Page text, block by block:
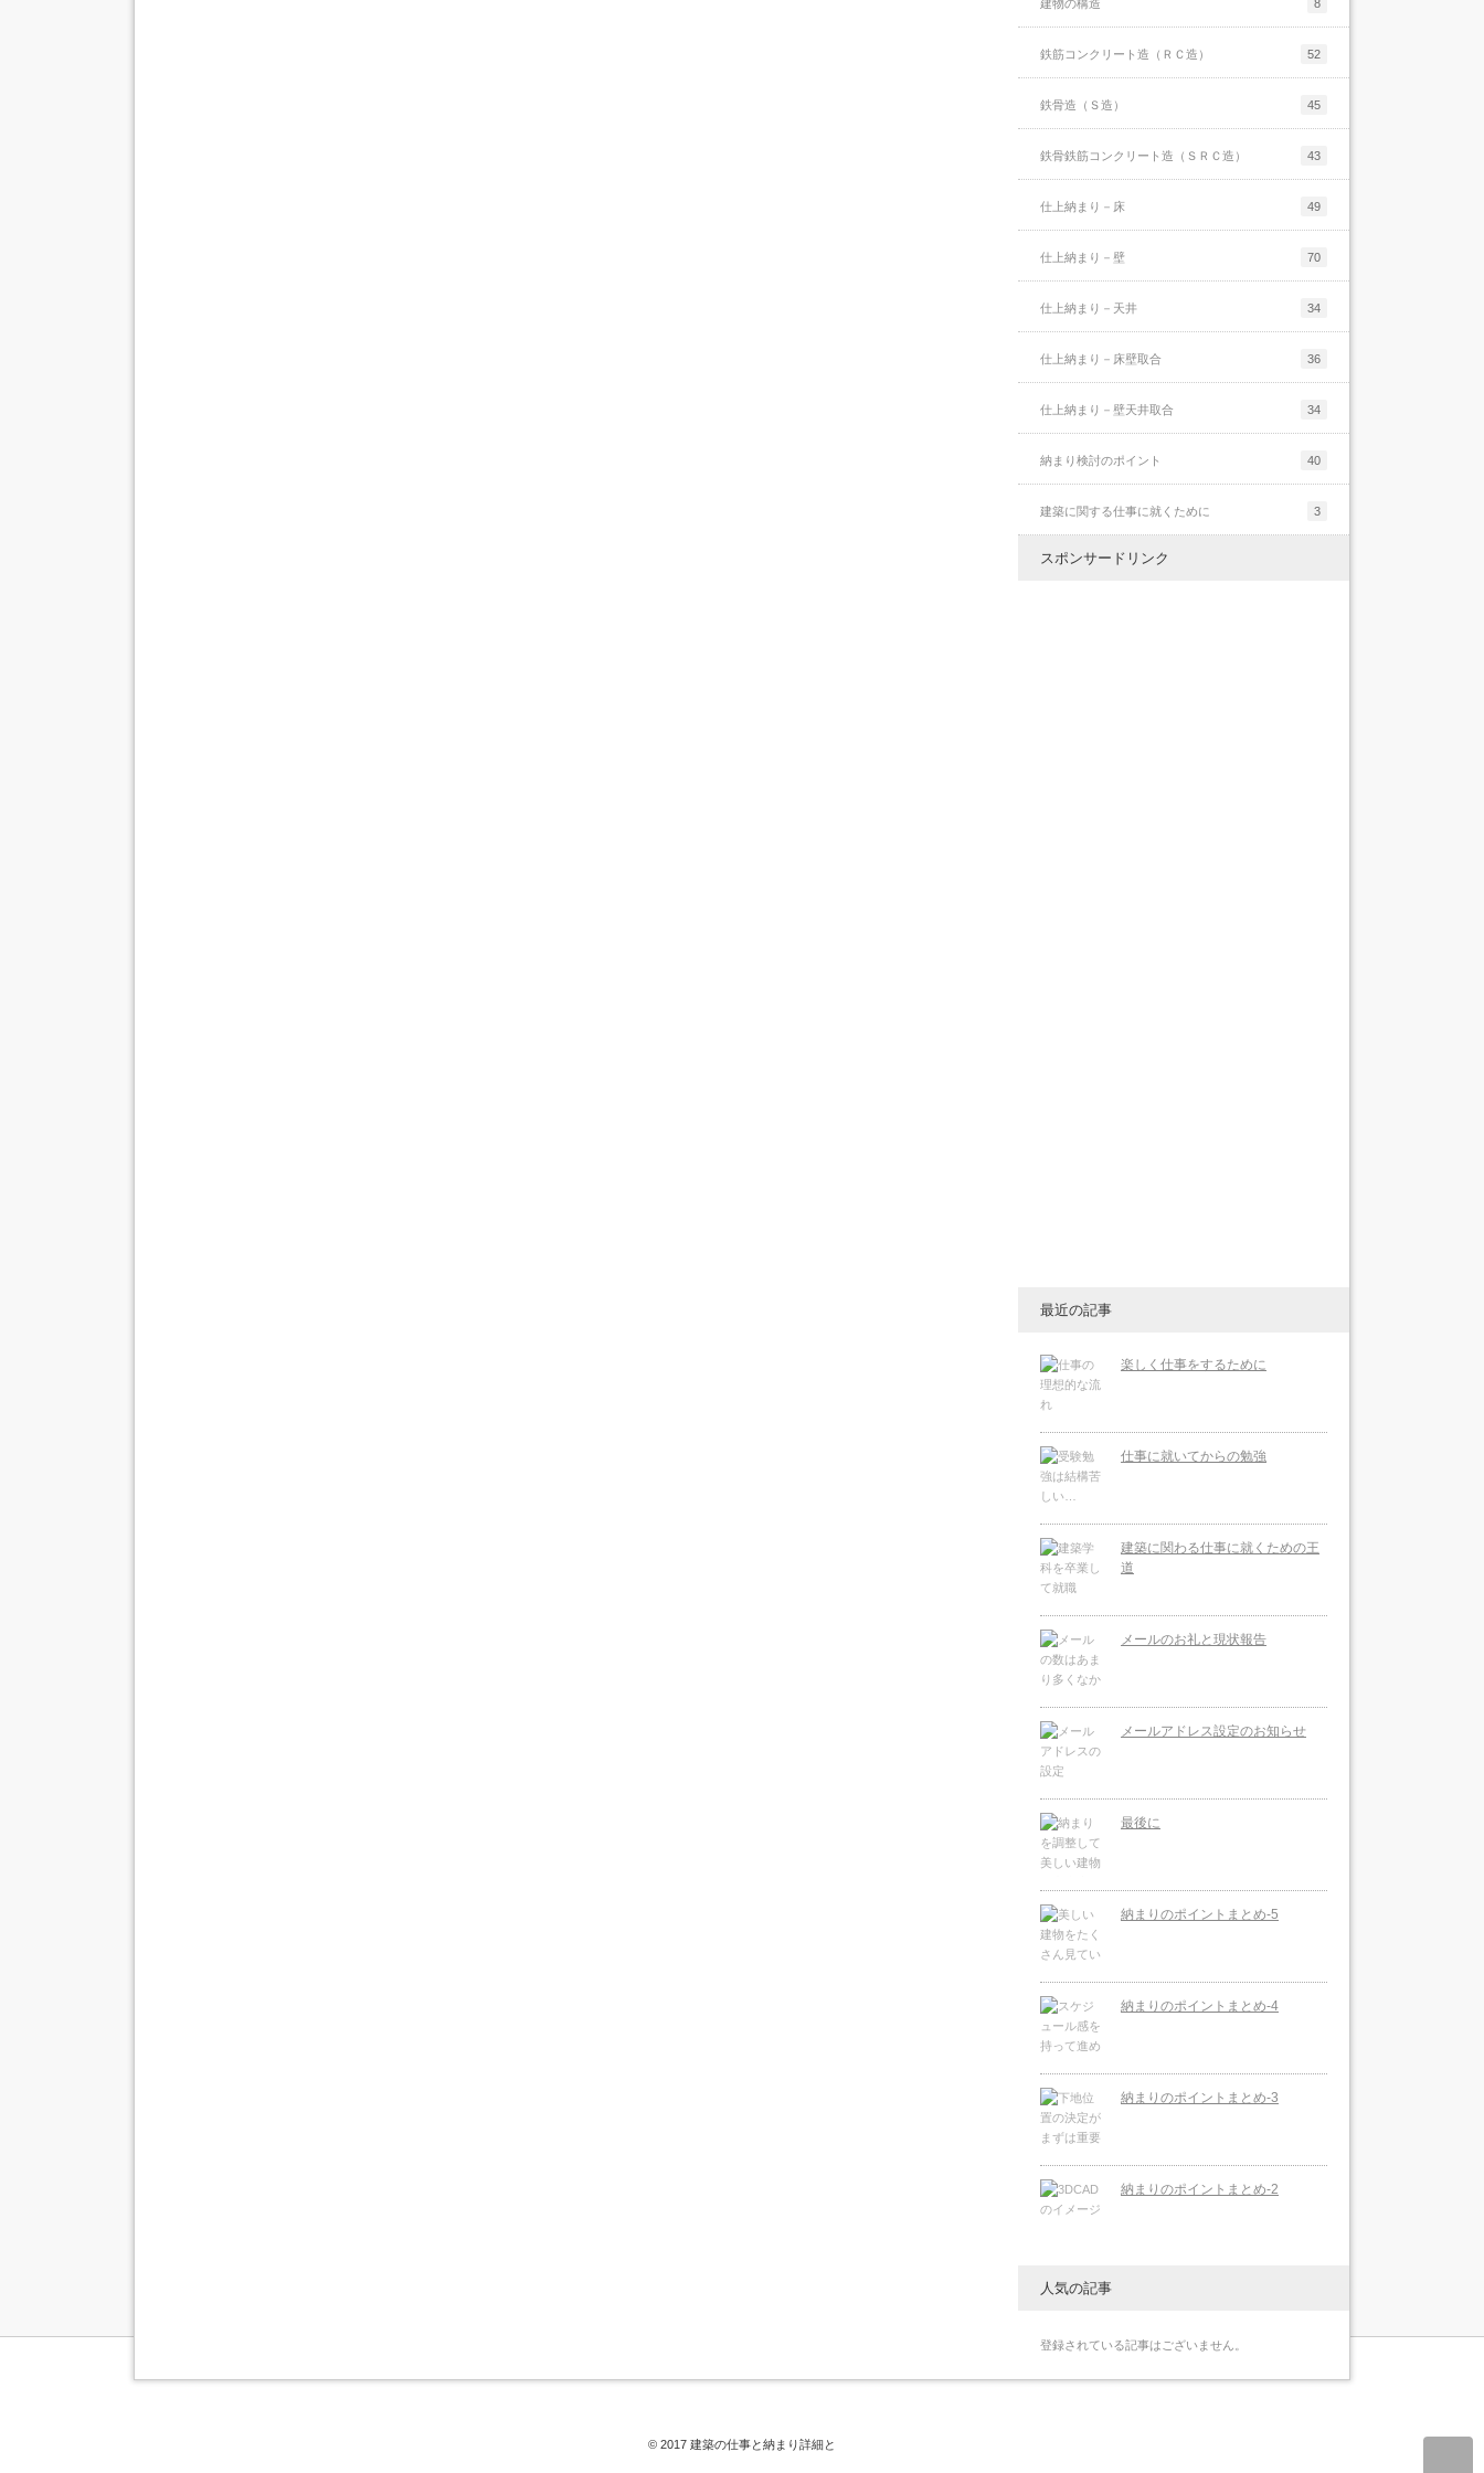
建物の構造 8
鉄筋コンクリート造（ＲＣ造） 52
鉄骨造（Ｓ造） 45
鉄骨鉄筋コンクリート造（ＳＲＣ造） 43
仕上納まり－床 49
仕上納まり－壁 70
仕上納まり－天井 34
仕上納まり－床壁取合 36
仕上納まり－壁天井取合 34
納まり検討のポイント 40
建築に関する仕事に就くために 3
スポンサードリンク
最近の記事
楽しく仕事をするために
仕事に就いてからの勉強
建築に関わる仕事に就くための王
道
メールのお礼と現状報告
メールアドレス設定のお知らせ
最後に
納まりのポイントまとめ-5
納まりのポイントまとめ-4
納まりのポイントまとめ-3
納まりのポイントまとめ-2
人気の記事
登録されている記事はございません。
© 2017 建築の仕事と納まり詳細と